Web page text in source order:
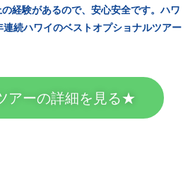
経験があるので、安心安全です。ハワ
続ハワイのベストオプショナルツアー
アーの詳細を見る★